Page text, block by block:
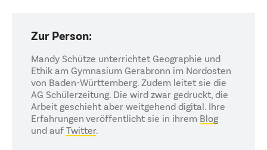
Zur Person:
Mandy Schütze unterrichtet Geographie und
Ethik am Gymnasium Gerabronn im Nordosten
von Baden-Württemberg. Zudem leitet sie die
AG Schülerzeitung. Die wird zwar gedruckt, die
Arbeit geschieht aber weitgehend digital. Ihre
Erfahrungen veröffentlicht sie in ihrem Blog
und auf Twitter.